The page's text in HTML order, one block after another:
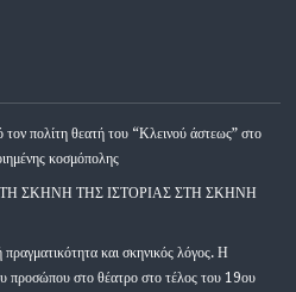
τον πολίτη θεατή του “Κλεινού άστεως” στο
κοσμόπολης
ΣΚΗΝΗ ΤΗΣ ΙΣΤΟΡΙΑΣ ΣΤΗ ΣΚΗΝΗ
και σκηνικός λόγος. Η
προσώπου στο θέατρο στο τέλος του 19ου